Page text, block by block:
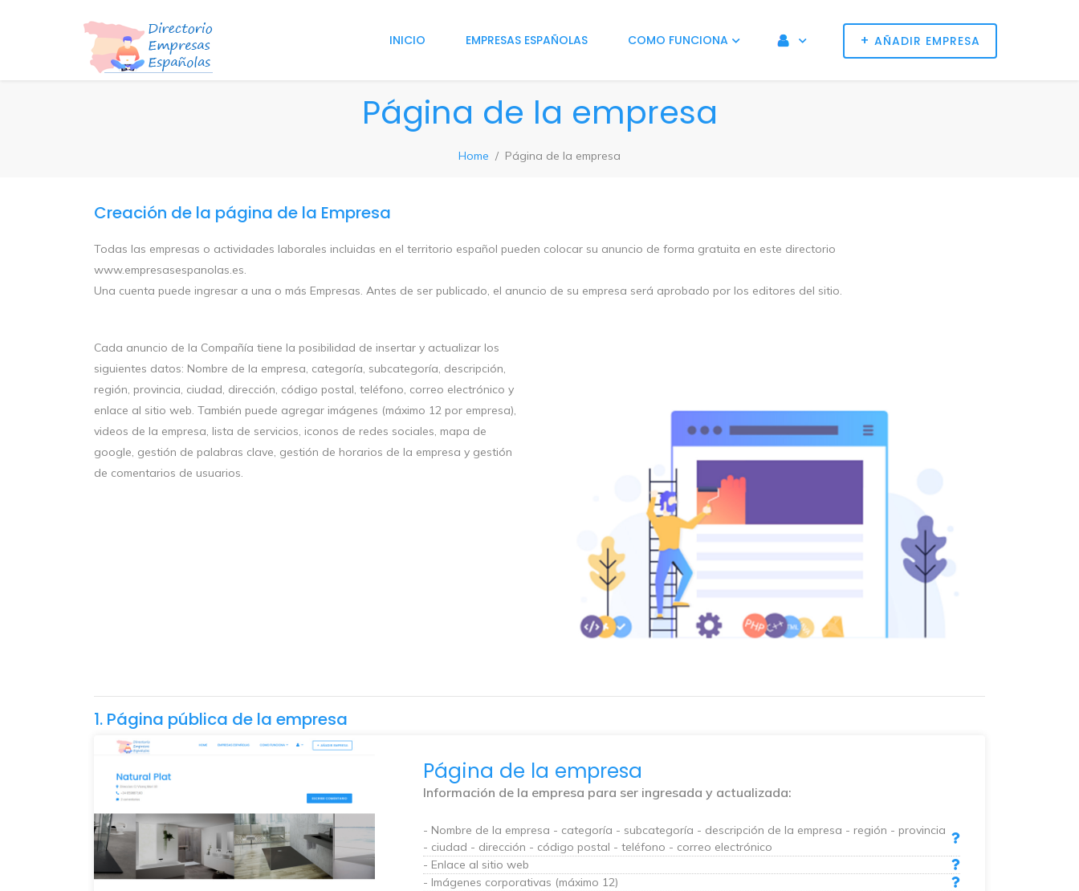
+ AÑADIR EMPRESA
INICIO EMPRESAS ESPAÑOLAS COMO FUNCIONA
Página de la empresa
Home Página de la empresa
Creación de la página de la Empresa
Todas las empresas o actividades laborales incluidas en el territorio español pueden colocar su anuncio de forma gratuita en este directorio
www.empresasespanolas.es.
Una cuenta puede ingresar a una o más Empresas. Antes de ser publicado, el anuncio de su empresa será aprobado por los editores del sitio.
Cada anuncio de la Compañía tiene la posibilidad de insertar y actualizar los
siguientes datos: Nombre de la empresa, categoría, subcategoría, descripción,
región, provincia, ciudad, dirección, código postal, teléfono, correo electrónico y
enlace al sitio web. También puede agregar imágenes (máximo 12 por empresa),
videos de la empresa, lista de servicios, iconos de redes sociales, mapa de
google, gestión de palabras clave, gestión de horarios de la empresa y gestión
de comentarios de usuarios.
1. Página pública de la empresa
Página de la empresa
Información de la empresa para ser ingresada y actualizada:
- Nombre de la empresa - categoría - subcategoría - descripción de la empresa - región - provincia
- ciudad - dirección - código postal - teléfono - correo electrónico
- Enlace al sitio web
- Imágenes corporativas (máximo 12)